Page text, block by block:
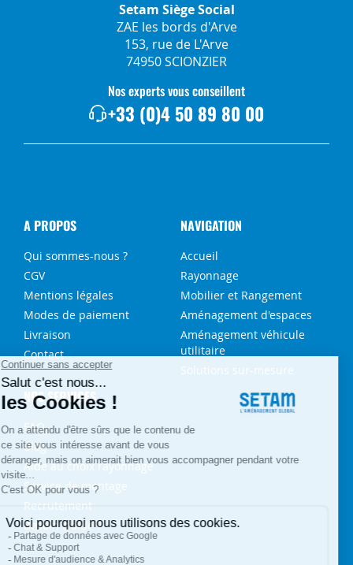
Setam Siège Social
ZAE les bords d'Arve
153, rue de L'Arve
74950 SCIONZIER
Nos experts vous conseillent
+33 (0)4 50 89 80 00
A PROPOS
Qui sommes-nous ?
CGV
Mentions légales
Modes de paiement
Livraison
Contact
NAVIGATION
Accueil
Rayonnage
Mobilier et Rangement
Aménagement d'espaces
Aménagement véhicule
utilitaire
Solutions sur-mesure
NOS SERVICES
FAQ
Blog
Aide au choix rayonnage
Service de montage
Recrutement
Besoin d'aide ?